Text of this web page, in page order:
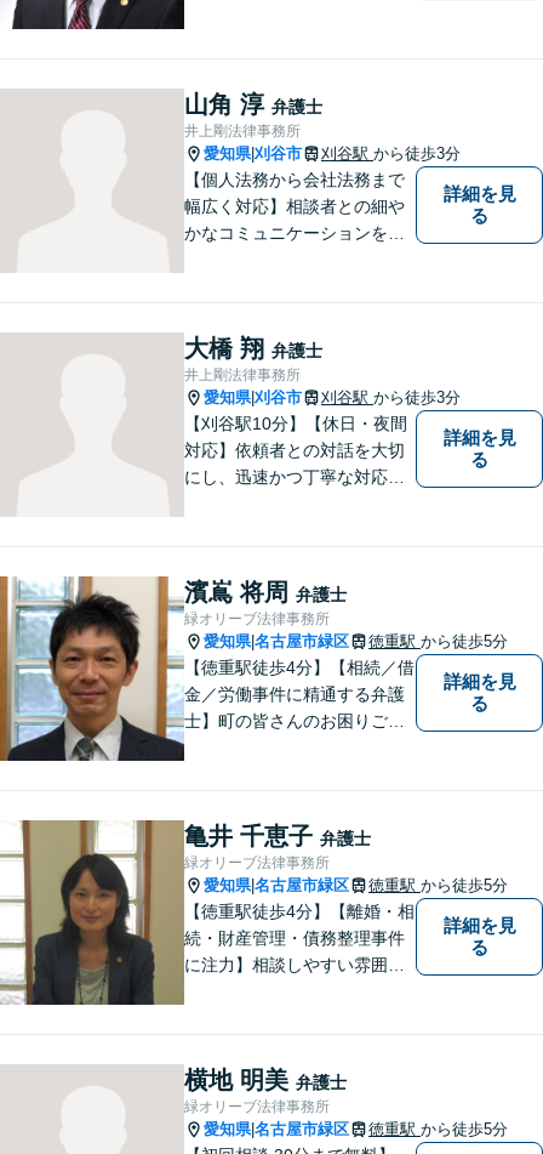
被害者側に限る）、離婚、企
業及び個人事業主の顧問に関
する相談は初回相談無料で
す。
山角 淳 弁護士
井上剛法律事務所
愛知県|刈谷市 刈谷駅 から徒歩3分
【個人法務から会社法務まで
幅広く対応】相談者との細や
かなコミュニケーションを大
ら、お早めにご相談くださ
い。【JR在来線「刈谷駅」4
分】【駐車場あり】
詳細を見
る
大橋 翔 弁護士
井上剛法律事務所
愛知県|刈谷市 刈谷駅 から徒歩3分
【刈谷駅10分】【休日・夜間
対応】依頼者との対話を大切
にし、迅速かつ丁寧な対応を
サービスを提供。【駐車場完
備】
詳細を見
る
濱嶌 将周 弁護士
緑オリーブ法律事務所
愛知県|名古屋市緑区 徳重駅 から徒歩5分
【徳重駅徒歩4分】【相続／借
金／労働事件に精通する弁護
士】町の皆さんのお困りごと
バー等の情報問題にも意欲高
く取り組みます。お困りごと
があれば。お気軽にご相談く
ださい。
詳細を見
る
亀井 千恵子 弁護士
緑オリーブ法律事務所
愛知県|名古屋市緑区 徳重駅 から徒歩5分
【徳重駅徒歩4分】【離婚・相
続・財産管理・債務整理事件
に注力】相談しやすい雰囲気
詳細を見
る
横地 明美 弁護士
緑オリーブ法律事務所
愛知県|名古屋市緑区 徳重駅 から徒歩5分